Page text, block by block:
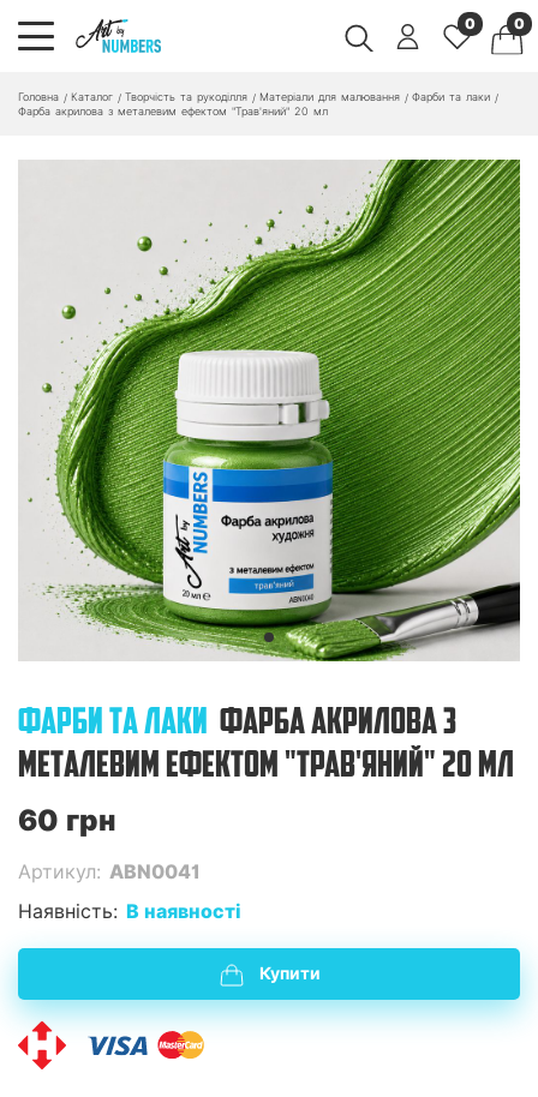
0 0
Головна / Каталог / Творчість та рукоділля / Матеріали для малювання / Фарби та лаки /
Фарба акрилова з металевим ефектом "Трав'яний" 20 мл
ФАРБИ ТА ЛАКИ ФАРБА АКРИЛОВА З
МЕТАЛЕВИМ ЕФЕКТОМ "ТРАВ'ЯНИЙ" 20 МЛ
60 грн
Артикул: ABN0041
Наявність: В наявності
Купити